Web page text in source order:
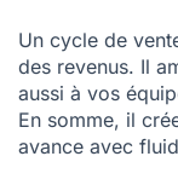
Un cycle de
des revenus. Il
aussi à vos
En somme, il
avance avec